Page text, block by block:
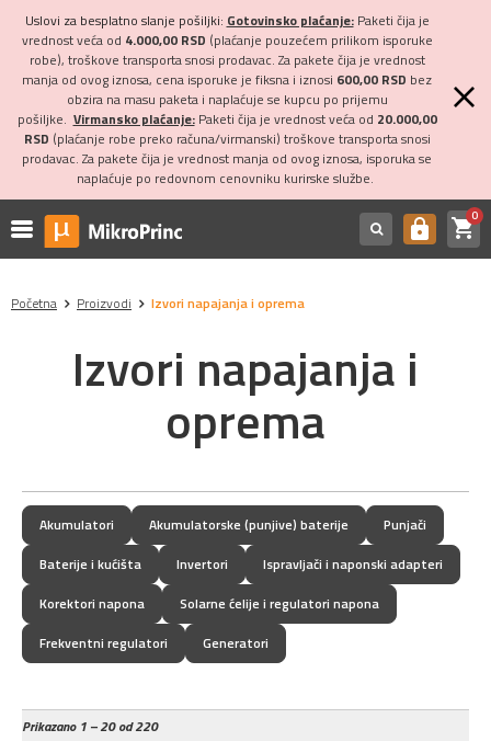
Uslovi za besplatno slanje pošiljki: Gotovinsko plaćanje:Paketi čija je
vrednost veća od 4.000,00 RSD (plaćanje pouzećem prilikom isporuke
robe), troškove transporta snosi prodavac. Za pakete čija je vrednost
manja od ovog iznosa, cena isporuke je fiksna i iznosi 600,00 RSD bez
obzira na masu paketa i naplaćuje se kupcu po prijemu
pošiljke. Virmansko plaćanje:Paketi čija je vrednost veća od 20.000,00
RSD (plaćanje robe preko računa/virmanski) troškove transporta snosi
prodavac. Za pakete čija je vrednost manja od ovog iznosa, isporuka se
naplaćuje po redovnom cenovniku kurirske službe.
https shopping_cart0
Početna Proizvodi Izvori napajanja i oprema
Izvori napajanja i
oprema
Akumulatori Akumulatorske (punjive) baterije
Punjači
Baterije i kućišta
Invertori
Ispravljači i naponski adapteri
Korektori napona
Solarne ćelije i regulatori napona
Frekventni regulatori
Generatori
Prikazano1 – 20 od 220